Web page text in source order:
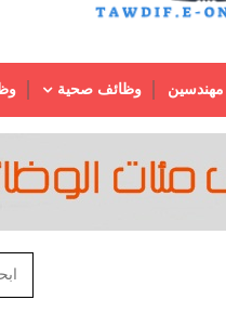
مهندسين وظائف صحية